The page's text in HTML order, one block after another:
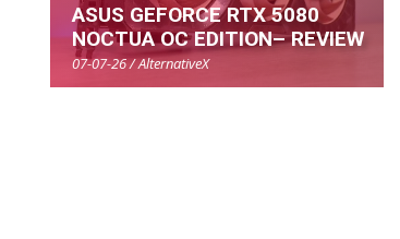
ASUS GEFORCE RTX 5080
NOCTUA OC EDITION– REVIEW
07-07-26 / AlternativeX